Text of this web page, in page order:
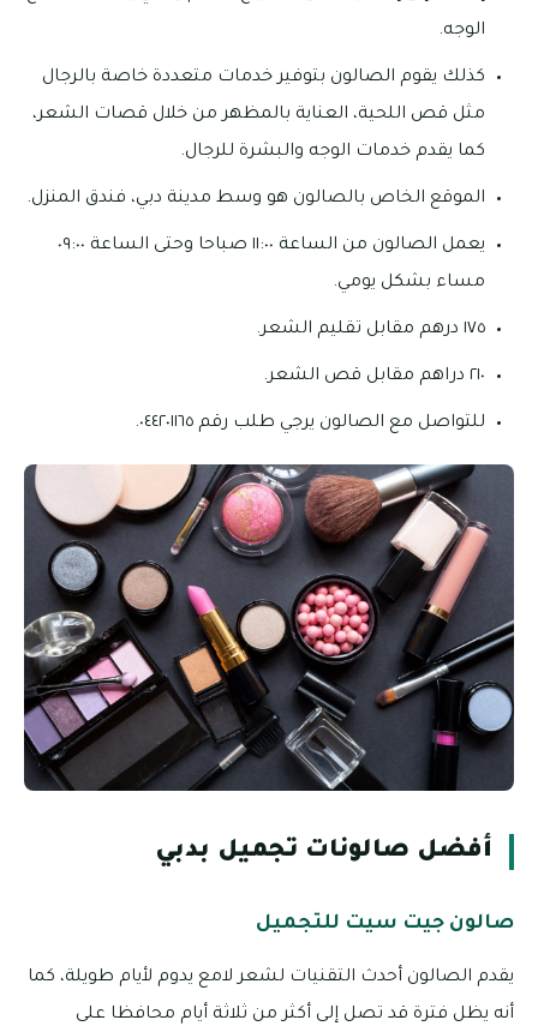
الوجه.
كذلك يقوم الصالون بتوفير خدمات متعددة خاصة بالرجال
مثل قص اللحية، العناية بالمظهر من خلال قصات الشعر،
كما يقدم خدمات الوجه والبشرة للرجال.
الموقع الخاص بالصالون هو وسط مدينة دبي، فندق المنزل.
يعمل الصالون من الساعة ١١:٠٠ صباحا وحتى الساعة ٠٩:٠٠
مساء بشكل يومي.
١٧٥ درهم مقابل تقليم الشعر.
٢١٠ دراهم مقابل قص الشعر.
للتواصل مع الصالون يرجي طلب رقم ٠٤٤٢٠١١٦٥.
أفضل صالونات تجميل بدبي
صالون جيت سيت للتجميل
يقدم الصالون أحدث التقنيات لشعر لامع يدوم لأيام طويلة، كما
أنه يظل فترة قد تصل إلى أكثر من ثلاثة أيام محافظا على